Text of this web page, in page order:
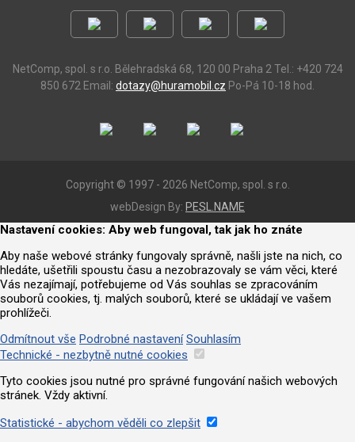
NetComp, spol. s r.o. Bělehradská 68, 120 00 Praha 2 Tel.: +420 724
850 672 Email: dotazy@huramobil.cz Po-Pá 10-18 hod.
Copyright © 1997 - 2026 NetComp, spol. s r.o.
webDesign By: PESL.NAME
Nastavení cookies: Aby web fungoval, tak jak ho znáte
Aby naše webové stránky fungovaly správně, našli jste na nich, co
hledáte, ušetřili spoustu času a nezobrazovaly se vám věci, které
Vás nezajímají, potřebujeme od Vás souhlas se zpracováním
souborů cookies, tj. malých souborů, které se ukládají ve vašem
prohlížeči.
Odmítnout vše Podrobné nastavení Souhlasím
Technické - nezbytně nutné cookies
Tyto cookies jsou nutné pro správné fungování našich webových
stránek. Vždy aktivní.
Statistické - abychom věděli co zlepšit